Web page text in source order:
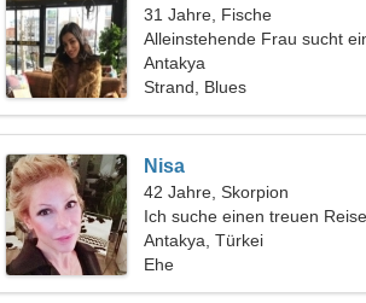
31 Jahre, Fische
Alleinstehende Frau sucht
Antakya
Strand, Blues
Nisa
42 Jahre, Skorpion
Ich suche einen treuen
Antakya, Türkei
Ehe